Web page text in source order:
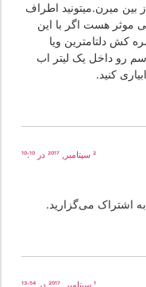
اطراف
هست اگر با این
ویا
داخل یک لیتر اب
می‌گزارید.